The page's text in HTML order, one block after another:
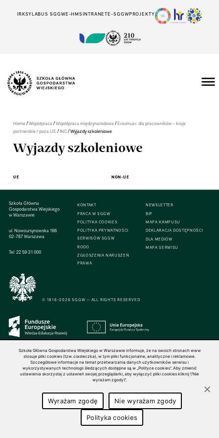
IRKSYLABUS SGGWE-HMSINTRANETE-SGGWPROJEKTY
Home/Współpraca/Współpraca międzynarodowa/Erasmus+ dla pracowników – kraje
partnerskie / poza UE /INC/Wyjazdy szkoleniowe
Wyjazdy szkoleniowe
UE NON-UE
Szkoła Główna
Gospodarstwa Wiejskiego
w Warszawie
ul. Nowoursynowska 166
02-787 Warszawa
Tel:22 59 31 000
KONTAKT
PRACA W SGGW
POLITYKA COOKIES
POLITYKA PRYWATNOŚCI
SERWISÓW SGGW
RODO
ZGŁOSZENIA NARUSZEŃ
PRAWA
NEWSLETTER
BIP
MAPA KAMPUSU
DEKLARACJA DOSTĘPNOŚCI
DLA MEDIÓW
MAPA SERWISU
© 1816–2026 SGGW — ALL RIGHTS RESERVED
Szkoła Główna Gospodarstwa Wiejskiego w Warszawie informuje, że na swoich stronach www
stosuje pliki cookies (tzw. ciasteczka), w tym pliki funkcjonalne, analityczne i reklamowe.
Szczegółowe informacje na temat przetwarzania danych użytkowników serwisu i
wykorzystywanych technologii śledzących dostępne są w „Polityce cookies”. Aby zmienić
ustawienia skorzystaj z ustawień swojej przeglądarki, aby wyłączyć pliki cookies kliknij \"Nie
wyrażam zgody\".
Wyrażam zgodę Nie wyrażam zgody
Polityka cookies